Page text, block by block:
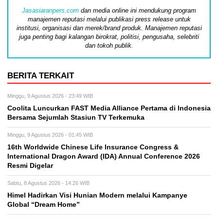
Jasasiaranpers.com dan media online ini mendukung program
manajemen reputasi melalui publikasi press release untuk
institusi, organisasi dan merek/brand produk. Manajemen reputasi
juga penting bagi kalangan birokrat, politisi, pengusaha, selebriti
dan tokoh publik.
BERITA TERKAIT
Minggu, 9 Agustus 2026 - 23:49 WIB
Coolita Luncurkan FAST Media Alliance Pertama di Indonesia
Bersama Sejumlah Stasiun TV Terkemuka
Minggu, 9 Agustus 2026 - 01:45 WIB
16th Worldwide Chinese Life Insurance Congress &
International Dragon Award (IDA) Annual Conference 2026
Resmi Digelar
Sabtu, 8 Agustus 2026 - 14:26 WIB
Himel Hadirkan Visi Hunian Modern melalui Kampanye
Global “Dream Home”